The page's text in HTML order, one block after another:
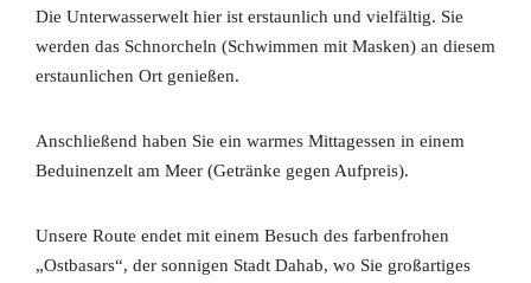
Die Unterwasserwelt hier ist erstaunlich und vielfältig. Sie
werden das Schnorcheln (Schwimmen mit Masken) an diesem
erstaunlichen Ort genießen.
Anschließend haben Sie ein warmes Mittagessen in einem
Beduinenzelt am Meer (Getränke gegen Aufpreis).
Unsere Route endet mit einem Besuch des farbenfrohen
„Ostbasars“, der sonnigen Stadt Dahab, wo Sie großartiges